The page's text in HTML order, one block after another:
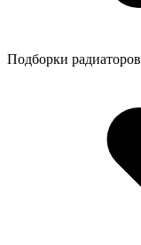
Подборки радиаторов